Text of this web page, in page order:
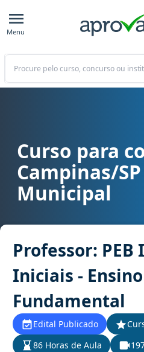
Menu
Buscar
Curso para concurso Campinas/
Curso para
Campinas/
Municipal
Professor: PEB
Iniciais - Ensino
Fundamental
Edital Publicado
86 Horas de Aula